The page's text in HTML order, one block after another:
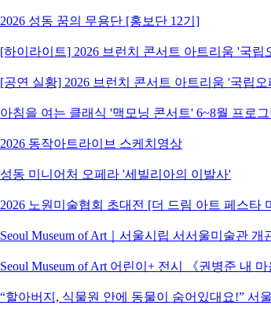
2026 성동 꿈의 무용단 [홍보단 12기]
[하이라이트] 2026 브런치 콘서트 아트리움 '국
[공연 실황] 2026 브런치 콘서트 아트리움 '국립
아침을 여는 클래식 '맥모닝 콘서트' 6~8월 프로그
2026 동작아트라이브 스케치영상
성동 미니어처 오페라 '세빌리아의 이발사'
2026 노원미술협회 초대전 [더 드림 아트 페스타
Seoul Museum of Art｜서울시립 서서울미술관
Seoul Museum of Art 어린이+ 전시 《권병준 내
“할아버지, 식물원 안에 동물이 숨어있대요!” 서